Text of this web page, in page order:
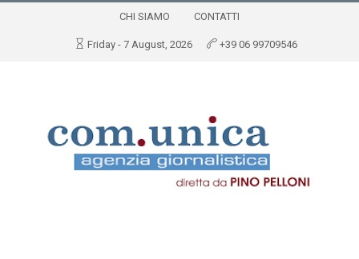
CHI SIAMO CONTATTI
Friday - 7 August, 2026 +39 06 99709546